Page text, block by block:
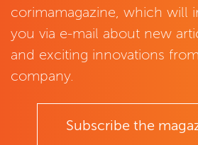
corimamagazine, which will
you via e-mail about new
and exciting innovations
company.
Subscribe the